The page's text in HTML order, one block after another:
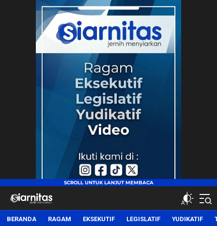
siarnitas
Jernih Menyiarkan
BERANDA RAGAM EKSEKUTIF LEGISLATIF YUDIKATIF